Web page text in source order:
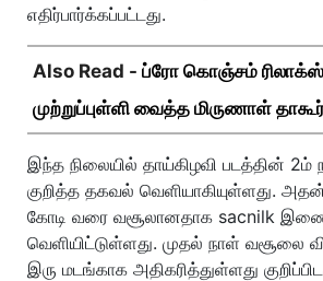
எதிர்பார்க்கப்பட்டது.
Also Read - ப்ரோ கொஞ்சம்
முற்றுப்புள்ளி வைத்த மிருணாள்
இந்த நிலையில் தாய்கிழவி படத்தின் 2ம்
குறித்த தகவல் வெளியாகியுள்ளது.
கோடி வரை வசூலானதாக sacnilk
வெளியிட்டுள்ளது. முதல் நாள் வசூலை
இரு மடங்காக அதிகரித்துள்ளது